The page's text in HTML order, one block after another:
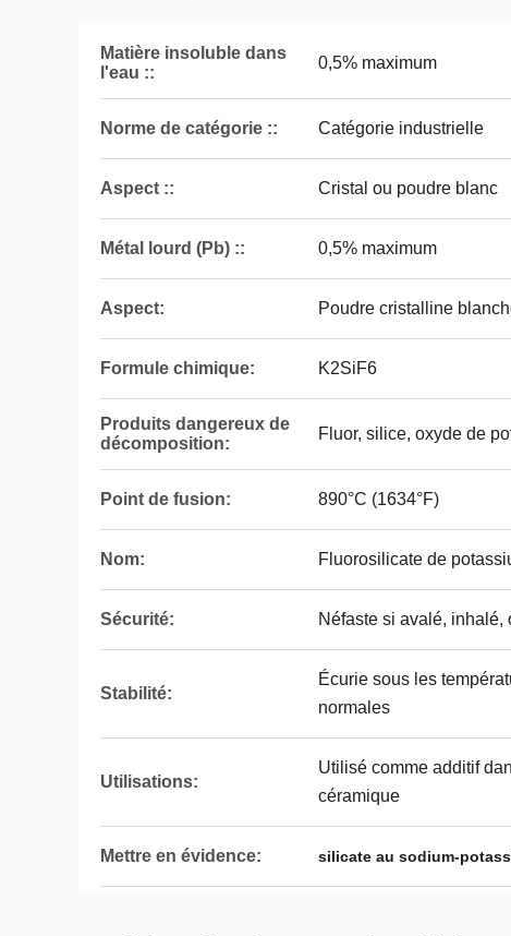
Matière insoluble dans
l'eau ::
0,5% maximum
Norme de catégorie :: Catégorie industrielle
Aspect :: Cristal ou poudre blanc
Métal lourd (Pb) :: 0,5% maximum
Aspect: Poudre cristalline
Formule chimique: K2SiF6
Produits dangereux de
décomposition:
Fluor, silice, oxyde de
Point de fusion: 890°C (1634°F)
Nom: Fluorosilicate de
Sécurité: Néfaste si avalé, inhalé,
Stabilité:
Écurie sous les
normales
Utilisations:
Utilisé comme additif
céramique
Mettre en évidence: silicate au sodium-